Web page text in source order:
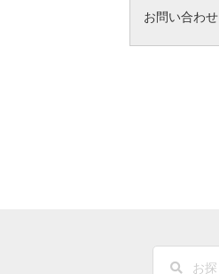
お問い合わせ